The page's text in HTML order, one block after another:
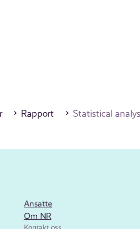
Rapport Statistical
Ansatte
Om NR